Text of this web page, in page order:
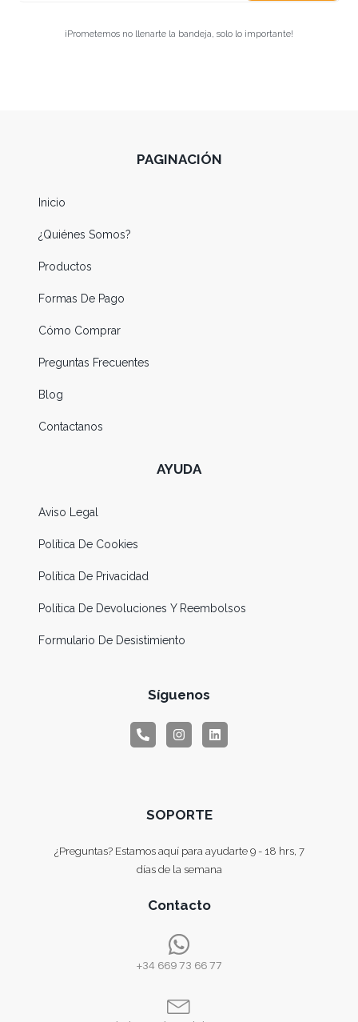
¡Prometemos no llenarte la bandeja, solo lo importante!
PAGINACIÓN
Inicio
¿Quiénes Somos?
Productos
Formas De Pago
Cómo Comprar
Preguntas Frecuentes
Blog
Contactanos
AYUDA
Aviso Legal
Política De Cookies
Política De Privacidad
Política De Devoluciones Y Reembolsos
Formulario De Desistimiento
Síguenos
SOPORTE
¿Preguntas? Estamos aquí para ayudarte 9 - 18 hrs, 7
días de la semana
Contacto
+34 669 73 66 77